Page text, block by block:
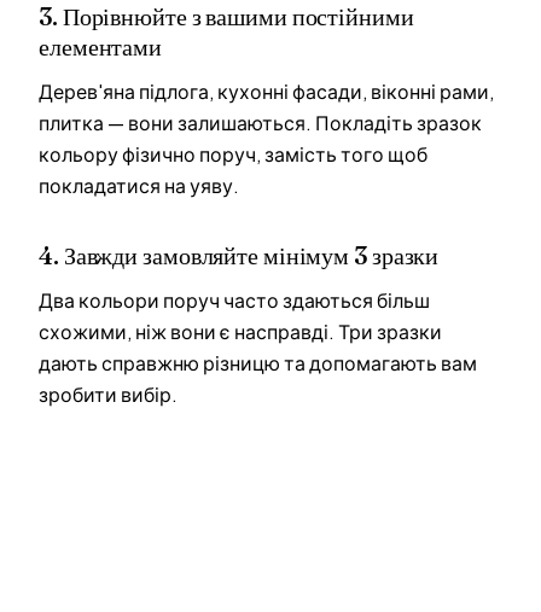
3. Порівнюйте з вашими постійними
елементами
Дерев'яна підлога, кухонні фасади, віконні рами,
плитка — вони залишаються. Покладіть зразок
кольору фізично поруч, замість того щоб
покладатися на уяву.
4. Завжди замовляйте мінімум 3 зразки
Два кольори поруч часто здаються більш
схожими, ніж вони є насправді. Три зразки
дають справжню різницю та допомагають вам
зробити вибір.